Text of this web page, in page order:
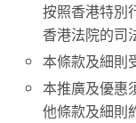
按照香港特別
香港法院的司
本條款及細則
本推廣及優惠
他條款及細則